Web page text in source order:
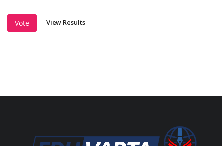
Vote View Results